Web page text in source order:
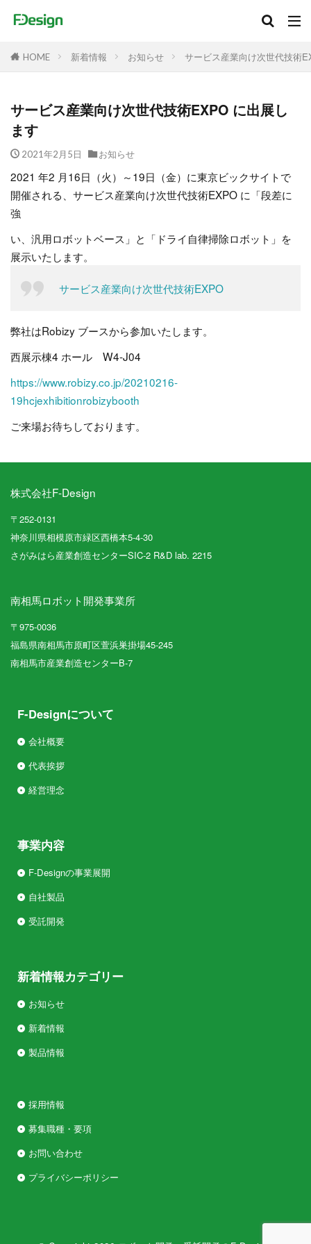
HOME 新着情報 お知らせ サービス産業向け次世代技術
サービス産業向け次世代技術EXPO に出展し
ます
2021年2月5日 お知らせ
2021 年2 月16日（火）～19日（金）に東京ビックサイトで
開催される、サービス産業向け次世代技術EXPO に「段差に
強
い、汎用ロボットベース」と「ドライ自律掃除ロボット」を
展示いたします。
サービス産業向け次世代技術EXPO
弊社はRobizy ブースから参加いたします。
西展示棟4 ホール W4-J04
https://www.robizy.co.jp/20210216-
19hcjexhibitionrobizybooth
ご来場お待ちしております。
株式会社F-Design
〒252-0131
神奈川県相模原市緑区西橋本5-4-30
さがみはら産業創造センターSIC-2 R&D lab. 2215
南相馬ロボット開発事業所
〒975-0036
福島県南相馬市原町区萱浜巣掛場45-245
南相馬市産業創造センターB-7
F-Designについて
会社概要
代表挨拶
経営理念
事業内容
F-Designの事業展開
自社製品
受託開発
新着情報カテゴリー
お知らせ
新着情報
製品情報
採用情報
募集職種・要項
お問い合わせ
プライバシーポリシー